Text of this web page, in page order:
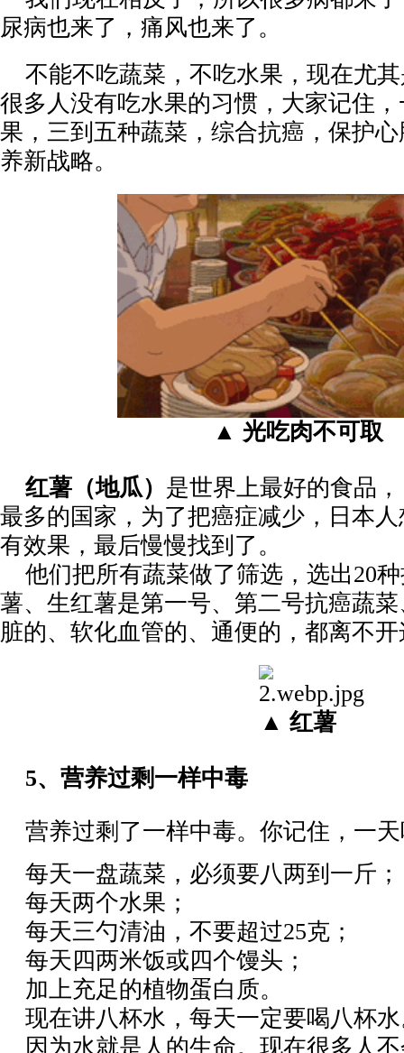
尿病也来了，痛风也来了。
不能不吃蔬菜，不吃水果，现在尤
很多人没有吃水果的习惯，大家记住
果，三到五种蔬菜，综合抗癌，保护
养新战略。
▲ 光吃肉不可取
红薯（地瓜） 是世界上最好的食品
最多的国家，为了把癌症减少，日本
有效果，最后慢慢找到了。
他们把所有蔬菜做了筛选，选出20
薯、生红薯是第一号、第二号抗癌蔬
脏的、软化血管的、通便的，都离不
▲ 红薯
5、 营养过剩一样中毒
营养过剩了一样中毒。你记住，一
每天一盘蔬菜，必须要八两到一斤；
每天两个水果；
每天三勺清油，不要超过25克；
每天四两米饭或四个馒头；
加上充足的植物蛋白质。
现在讲八杯水，每天一定要喝八杯
因为水就是人的生命。现在很多人